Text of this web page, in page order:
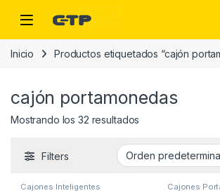
Saltar a la navegación
Saltar al contenido
Open
Inicio Productos etiquetados “cajón
cajón portamonedas
Mostrando los 32 resultados
Filters
Cajones Inteligentes Cajones